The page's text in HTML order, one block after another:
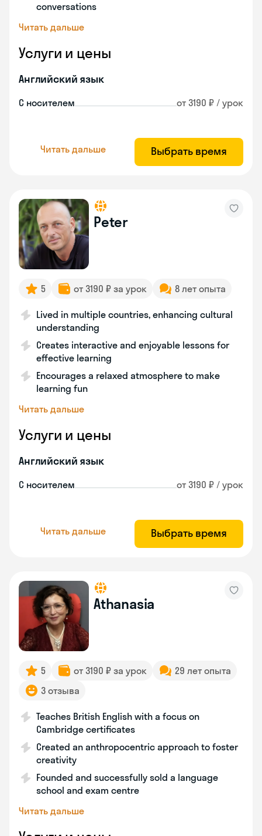
conversations
Читать дальше
Услуги и цены
Английский язык
С носителем от 3190 ₽ / урок
Читать дальше Выбрать время
Peter
5 от 3190 ₽ за урок 8 лет опыта
Lived in multiple countries, enhancing cultural
understanding
Creates interactive and enjoyable lessons for
effective learning
Encourages a relaxed atmosphere to make
learning fun
Читать дальше
Услуги и цены
Английский язык
С носителем от 3190 ₽ / урок
Читать дальше Выбрать время
Athanasia
5 от 3190 ₽ за урок
29 лет опыта
3 отзыва
Teaches British English with a focus on
Cambridge certificates
Created an anthropocentric approach to foster
creativity
Founded and successfully sold a language
school and exam centre
Читать дальше